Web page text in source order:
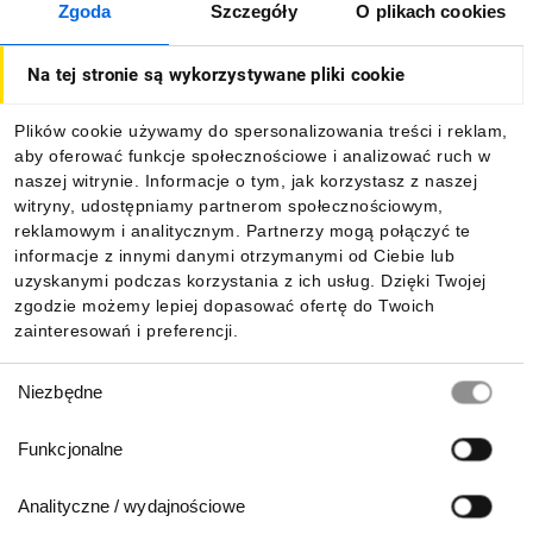
Zgoda Szczegóły O plikach cookies
Na tej stronie są wykorzystywane pliki cookie
Plików cookie używamy do spersonalizowania treści i reklam,
aby oferować funkcje społecznościowe i analizować ruch w
naszej witrynie. Informacje o tym, jak korzystasz z naszej
witryny, udostępniamy partnerom społecznościowym,
reklamowym i analitycznym. Partnerzy mogą połączyć te
informacje z innymi danymi otrzymanymi od Ciebie lub
uzyskanymi podczas korzystania z ich usług. Dzięki Twojej
zgodzie możemy lepiej dopasować ofertę do Twoich
zainteresowań i preferencji.
zgody
Niezbędne
Funkcjonalne
Analityczne / wydajnościowe
O firmie
Informacje
Pobierz naszą aplikację mobilną: